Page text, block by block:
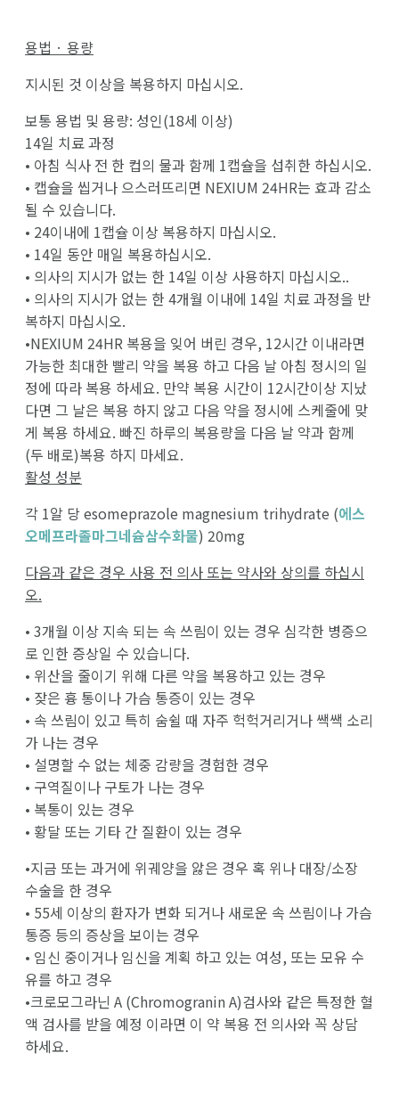
용법 · 용량
지시된 것 이상을 복용하지 마십시오.
보통 용법 및 용량: 성인(18세 이상)
14일 치료 과정
• 아침 식사 전 한 컵의 물과 함께 1캡슐을 섭취한 하십시오.
• 캡슐을 씹거나 으스러뜨리면 NEXIUM 24HR는 효과 감소
될 수 있습니다.
• 24이내에 1캡슐 이상 복용하지 마십시오.
• 14일 동안 매일 복용하십시오.
• 의사의 지시가 없는 한 14일 이상 사용하지 마십시오..
• 의사의 지시가 없는 한 4개월 이내에 14일 치료 과정을 반
복하지 마십시오.
•NEXIUM 24HR 복용을 잊어 버린 경우, 12시간 이내라면
가능한 최대한 빨리 약을 복용 하고 다음 날 아침 정시의 일
정에 따라 복용 하세요. 만약 복용 시간이 12시간이상 지났
다면 그 날은 복용 하지 않고 다음 약을 정시에 스케줄에 맞
게 복용 하세요. 빠진 하루의 복용량을 다음 날 약과 함께
(두 배로)복용 하지 마세요.
활성 성분
각 1알 당 esomeprazole magnesium trihydrate (에스
오메프라졸마그네슘삼수화물) 20mg
다음과 같은 경우 사용 전 의사 또는 약사와 상의를 하십시
오.
• 3개월 이상 지속 되는 속 쓰림이 있는 경우 심각한 병증으
로 인한 증상일 수 있습니다.
• 위산을 줄이기 위해 다른 약을 복용하고 있는 경우
• 잦은 흉 통이나 가슴 통증이 있는 경우
• 속 쓰림이 있고 특히 숨쉴 때 자주 헉헉거리거나 쌕쌕 소리
가 나는 경우
• 설명할 수 없는 체중 감량을 경험한 경우
• 구역질이나 구토가 나는 경우
• 복통이 있는 경우
• 황달 또는 기타 간 질환이 있는 경우
•지금 또는 과거에 위궤양을 앓은 경우 혹 위나 대장/소장
수술을 한 경우
• 55세 이상의 환자가 변화 되거나 새로운 속 쓰림이나 가슴
통증 등의 증상을 보이는 경우
• 임신 중이거나 임신을 계획 하고 있는 여성, 또는 모유 수
유를 하고 경우
•크로모그라닌 A (Chromogranin A)검사와 같은 특정한 혈
액 검사를 받을 예정 이라면 이 약 복용 전 의사와 꼭 상담
하세요.